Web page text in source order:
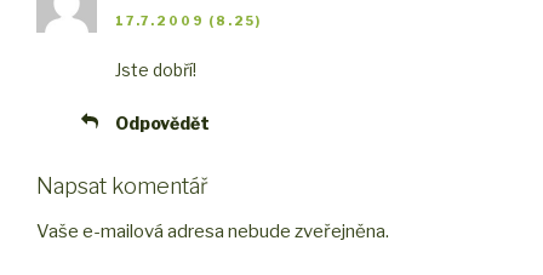
17.7.2009 (8.25)
Jste dobří!
Odpovědět
Napsat komentář
Vaše e-mailová adresa nebude zveřejněna.